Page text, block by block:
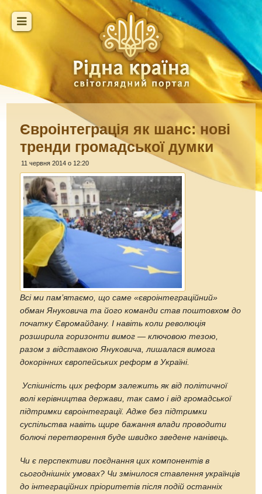
Євроінтеграція як шанс: нові
тренди громадської думки
11 червня 2014 о 12:20
Всі ми пам’ятаємо, що саме «євроінтеграційний»
обман Януковича та його команди став поштовхом до
початку Євромайдану. І навіть коли революція
розширила горизонти вимог — ключовою тезою,
разом з відставкою Януковича, лишалася вимога
докорінних європейських реформ в Україні.
Успішність цих реформ залежить як від політичної
волі керівництва держави, так само і від громадської
підтримки євроінтеграції. Адже без підтримки
суспільства навіть щире бажання влади проводити
болючі перетворення буде швидко зведене нанівець.
Чи є перспективи поєднання цих компонентів в
сьогоднішніх умовах? Чи змінилося ставлення українців
до інтеграційних пріоритетів після подій останніх